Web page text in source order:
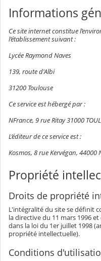
Informations
Ce site internet constitue
l’établissement suivant :
Lycée Raymond Naves
139, route d'Albi
31200 Toulouse
Ce service est hébergé par :
NFrance, 9 rue Ritay 31000
L’éditeur de ce service est :
Kosmos, 8 rue Kervégan, 44000
Propriété
Droits de propriété
L'intégralité du site se définit
la directive du 11 mars 1996
dans la loi du 1er juillet 1998
propriété intellectuelle).
Conditions